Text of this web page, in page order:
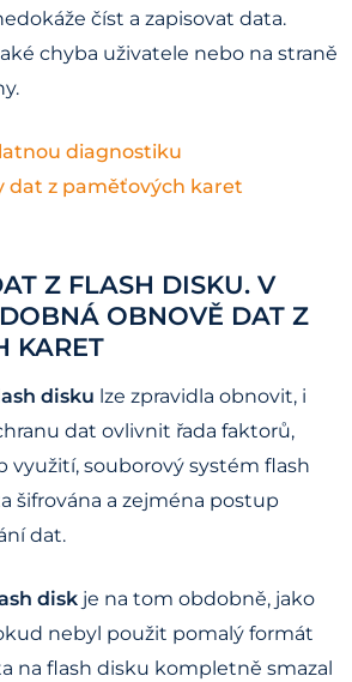
číst a zapisovat data.
chyba uživatele nebo na straně
diagnostiku
dat z paměťových karet
Z FLASH DISKU. V
OBNOVĚ DAT Z
KARET
disku lze zpravidla obnovit, i
dat ovlivnit řada faktorů,
využití, souborový systém flash
šifrována a zejména postup
dat.
disk je na tom obdobně, jako
nebyl použit pomalý formát
na flash disku kompletně smazal